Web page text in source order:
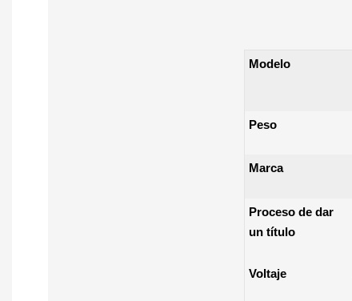
Modelo
Peso
Marca
Proceso de dar
un título
Voltaje